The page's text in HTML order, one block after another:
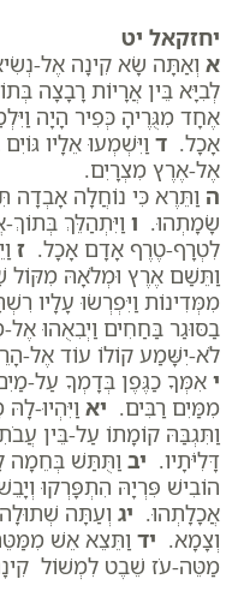
יחזקאל יט
א וְאַתָּה שָׂא קִינָה אֶל-
לְבִיָּא בֵּין אֲרָיוֹת רָבָצָה
אֶחָד מִגֻּרֶיהָ כְּפִיר הָיָה
אָכָל. ד וַיִּשְׁמְעוּ אֵלָיו
אֶל-אֶרֶץ מִצְרָיִם.
ה וַתֵּרֶא כִּי נוֹחֲלָה אָבְדָה
שָׂמָתְהוּ. ו וַיִּתְהַלֵּךְ בְּתוֹךְ-
לִטְרָף-טֶרֶף אָדָם אָכָל. ז
וַתֵּשַׁם אֶרֶץ וּמְלֹאָהּ מִקּוֹל
מִמְּדִינוֹת וַיִּפְרְשׂוּ עָלָיו
בַסּוּגַר בַּחַחִים וַיְבִאֻהוּ
לֹא-יִשָּׁמַע קוֹלוֹ עוֹד אֶל-
י אִמְּךָ כַגֶּפֶן בְּדָמְךָ עַל-
מִמַּיִם רַבִּים. יא וַיִּהְיוּ-
וַתִּגְבַּהּ קוֹמָתוֹ עַל-בֵּין
דָּלִיֹּתָיו. יב וַתֻּתַּשׁ בְּחֵמָה
הוֹבִישׁ פִּרְיָהּ הִתְפָּרְקוּ
אֲכָלָתְהוּ. יג וְעַתָּה
וְצָמָא. יד וַתֵּצֵא אֵשׁ
מַטֵּה-עֹז שֵׁבֶט לִמְשׁוֹל